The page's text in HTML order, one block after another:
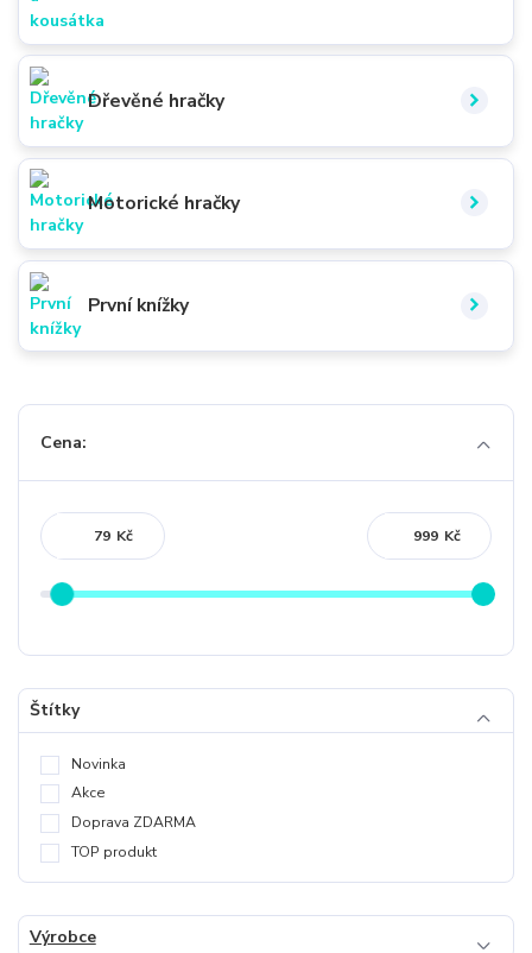
Dřevěné hračky
Motorické hračky
První knížky
Cena:
Kč Kč
Štítky
Novinka
Akce
Doprava ZDARMA
TOP produkt
Výrobce